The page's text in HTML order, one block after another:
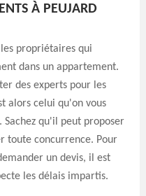
À PEUJARD
propriétaires qui
dans un appartement.
des experts pour les
alors celui qu'on vous
qu'il peut proposer
toute concurrence. Pour
un devis, il est
les délais impartis.